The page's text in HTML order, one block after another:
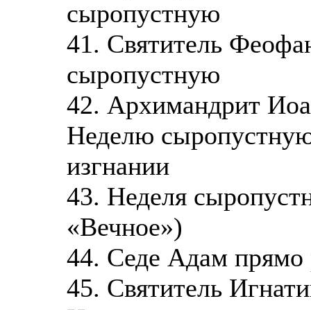
сыропустную
41. Святитель
сыропустную
42. Архимандрит
Неделю
изгнании
43. Неделя
«Вечное»)
44. Седе Адам прямо
45. Святитель